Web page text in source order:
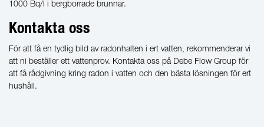
1000 Bq/l i bergborrade brunnar.
Kontakta oss
För att få en tydlig bild av radonhalten i ert vatten, rekommenderar vi
att ni beställer ett vattenprov. Kontakta oss på Debe Flow Group för
att få rådgivning kring radon i vatten och den bästa lösningen för ert
hushåll.